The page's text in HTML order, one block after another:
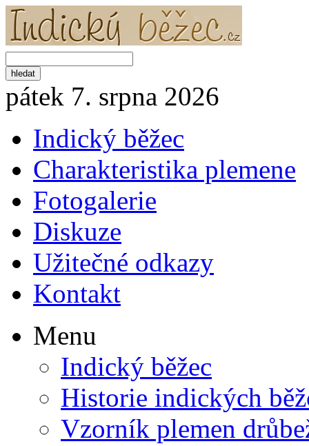
pátek 7. srpna 2026
Indický běžec
Charakteristika plemene
Fotogalerie
Diskuze
Užitečné odkazy
Kontakt
Menu
Indický běžec
Historie indických
Vzorník plemen